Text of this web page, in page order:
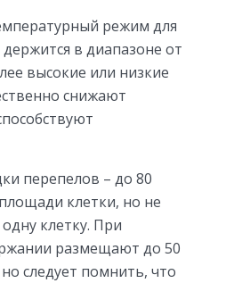
режим для
в диапазоне от
высокие или низкие
снижают
перепелов – до 80
клетки, но не
клетку. При
размещают до 50
следует помнить, что